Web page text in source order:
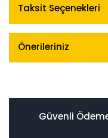
Taksit Seçenekleri
Önerileriniz
Güvenli